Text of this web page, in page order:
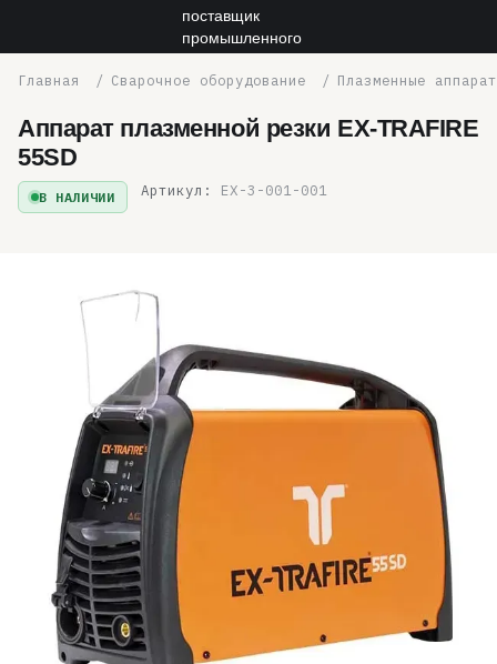
Сварочное оборудование Плазменные
Аппарат плазменной резки EX-TRAFIRE
55SD
В НАЛИЧИИ Артикул: EX-3-001-001